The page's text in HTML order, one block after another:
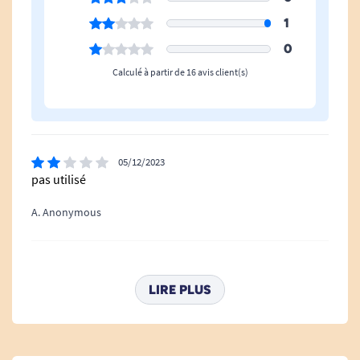
Tencel imperméable avec membrane en
PU inséré
Selon arrivage
Voir nos autres produits d'hygiène
1
0
Calculé à partir de 16 avis client(s)
05/12/2023
pas utilisé
A. Anonymous
LIRE PLUS